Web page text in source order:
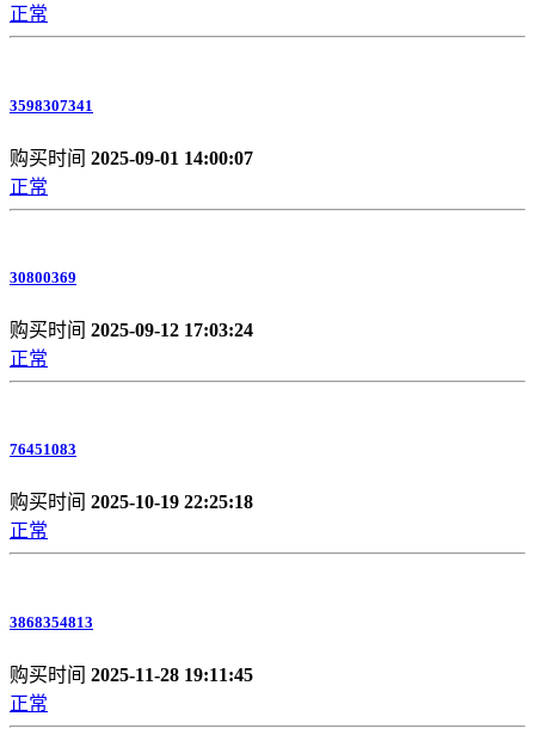
正常
3598307341
购买时间 2025-09-01 14:00:07
正常
30800369
购买时间 2025-09-12 17:03:24
正常
76451083
购买时间 2025-10-19 22:25:18
正常
3868354813
购买时间 2025-11-28 19:11:45
正常